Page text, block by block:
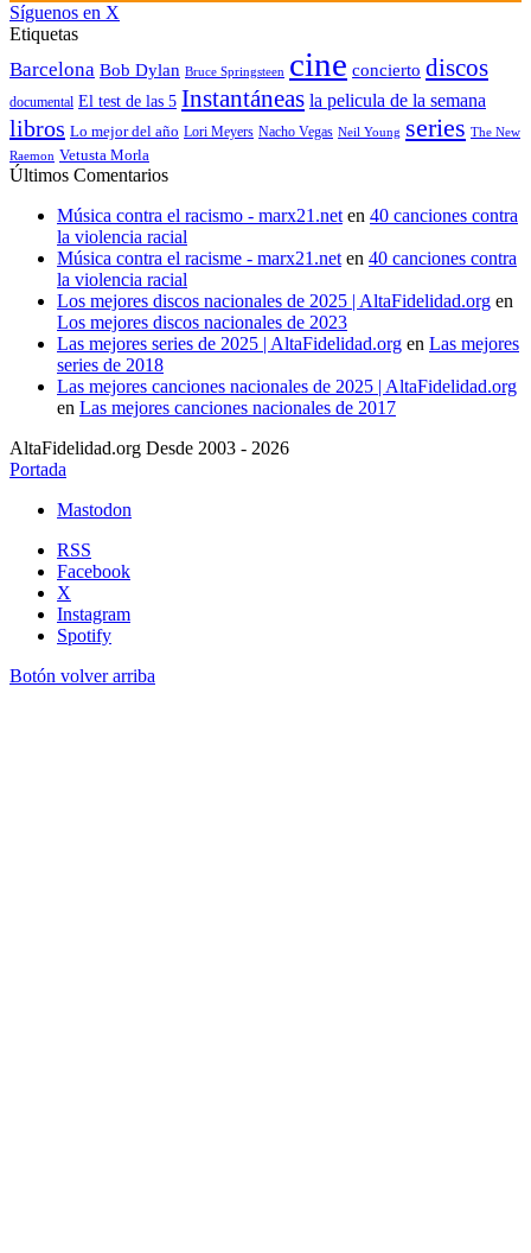
Síguenos en X
Etiquetas
Barcelona Bob Dylan Bruce Springsteen cine concierto discos
documental El test de las 5 Instantáneas la pelicula de la semana
libros Lo mejor del año Lori Meyers Nacho Vegas Neil Young series The New
Raemon Vetusta Morla
Últimos Comentarios
Música contra el racismo - marx21.net en 40 canciones contra
la violencia racial
Música contra el racisme - marx21.net en 40 canciones contra
la violencia racial
Los mejores discos nacionales de 2025 | AltaFidelidad.org en
Los mejores discos nacionales de 2023
Las mejores series de 2025 | AltaFidelidad.org en Las mejores
series de 2018
Las mejores canciones nacionales de 2025 | AltaFidelidad.org
en Las mejores canciones nacionales de 2017
AltaFidelidad.org Desde 2003 - 2026
Portada
Mastodon
RSS
Facebook
X
Instagram
Spotify
Botón volver arriba